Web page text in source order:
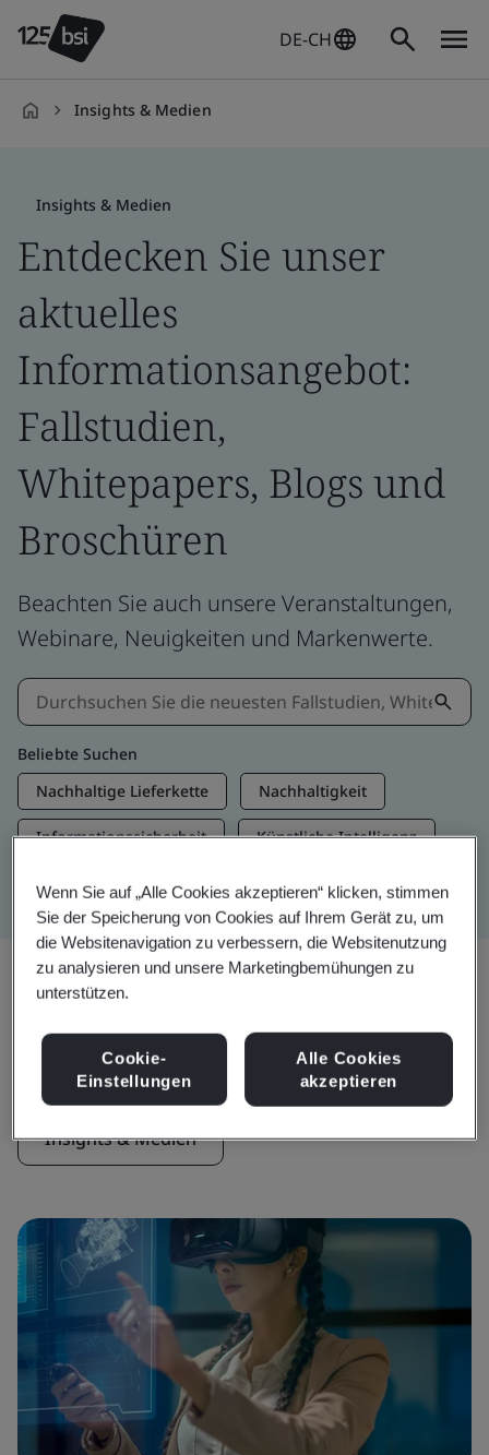
DE-CH
Insights & Medien
Insights & Medien
Entdecken Sie unser
aktuelles
Informationsangebot:
Fallstudien,
Whitepapers, Blogs und
Broschüren
Beachten Sie auch unsere Veranstaltungen,
Webinare, Neuigkeiten und Markenwerte.
Beliebte Suchen
Nachhaltige Lieferkette
Nachhaltigkeit
Informationssicherheit Künstliche Intelligenz
Net Zero
Insights & Medien
Aktuelle Insights
Insights & Medien
Wenn Sie auf „Alle Cookies akzeptieren“ klicken, stimmen
Sie der Speicherung von Cookies auf Ihrem Gerät zu, um
die Websitenavigation zu verbessern, die Websitenutzung
zu analysieren und unsere Marketingbemühungen zu
unterstützen.
Cookie-
Einstellungen
Alle Cookies
akzeptieren